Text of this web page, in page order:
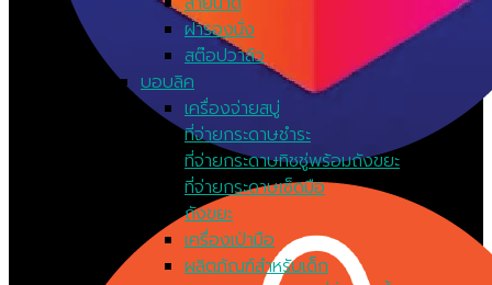
ฝารองนั่ง
สต๊อปวาล์ว
บอบลิค
เครื่องจ่ายสบู่
ที่จ่ายกระดาษชำระ
ที่จ่ายกระดาษทิชชู่พร้อมถังขยะ
ที่จ่ายกระดาษเช็ดมือ
ถังขยะ
เครื่องเป่ามือ
ผลิตภัณฑ์สำหรับเด็ก